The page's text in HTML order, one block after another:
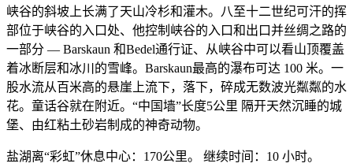
峡谷的斜坡上长满了天山冷杉和灌木。八至十二世纪可汗的挥
部位于峡谷的入口处、他控制峡谷的入口和出口并丝绸之路的
一部分 — Barskaun 和Bedel通行证、从峡谷中可以看山顶覆盖
着冰断层和冰川的雪峰。Barskaun最高的瀑布可达 100 米。一
股水流从百米高的悬崖上流下，落下，碎成无数波光粼粼的水
花。童话谷就在附近。“中国墙”长度5公里 隔开天然沉睡的城
堡、由红粘土砂岩制成的神奇动物。
盐湖离“彩虹”休息中心：170公里。 继续时间：10 小时。